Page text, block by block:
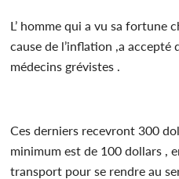
L’ homme qui a vu sa fortune
cause de l’inflation ,a accepté
médecins grévistes .
Ces derniers recevront 300
minimum est de 100 dollars ,
transport pour se rendre au